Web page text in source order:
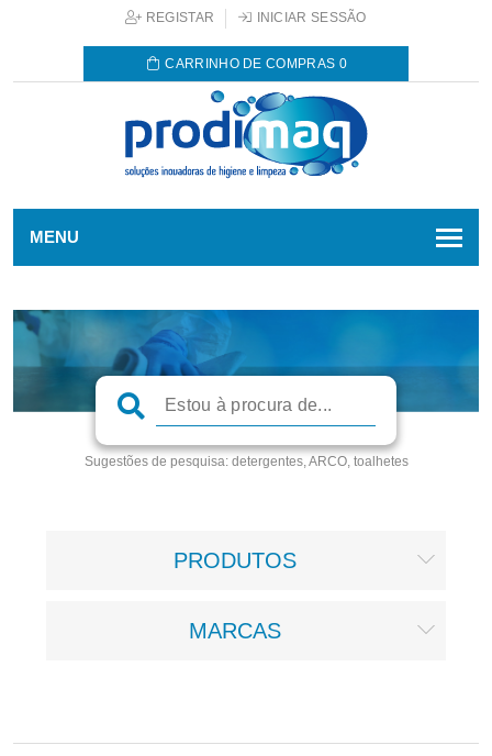
REGISTAR INICIAR SESSÃO
CARRINHO DE COMPRAS 0
MENU
Sugestões de pesquisa:detergentes, ARCO, toalhetes
PRODUTOS
MARCAS